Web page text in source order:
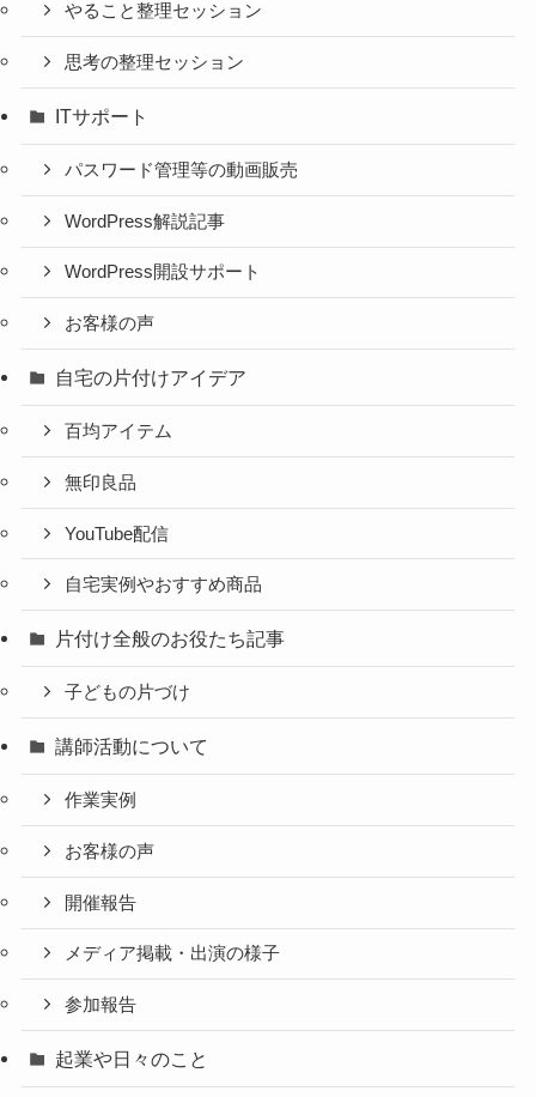
やること整理セッション
思考の整理セッション
ITサポート
パスワード管理等の動画販売
WordPress解説記事
WordPress開設サポート
お客様の声
自宅の片付けアイデア
百均アイテム
無印良品
YouTube配信
自宅実例やおすすめ商品
片付け全般のお役たち記事
子どもの片づけ
講師活動について
作業実例
お客様の声
開催報告
メディア掲載・出演の様子
参加報告
起業や日々のこと